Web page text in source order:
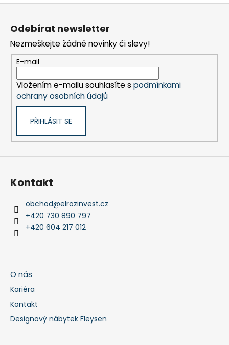
Z
Odebírat newsletter
Nezmeškejte žádné novinky či slevy!
E-mail
Vložením e-mailu souhlasíte s podmínkami
ochrany osobních údajů
PŘIHLÁSIT SE
Kontakt
obchod@elrozinvest.cz
+420 730 890 797
+420 604 217 012
O nás
Kariéra
Kontakt
Designový nábytek Fleysen